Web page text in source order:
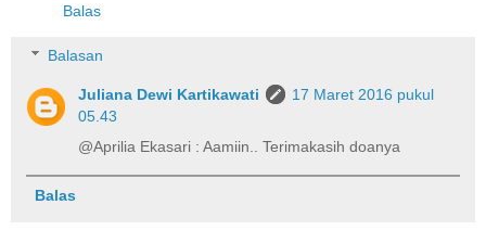
Balas
Balasan
Juliana Dewi Kartikawati
17 Maret 2016 pukul
05.43
@Aprilia Ekasari : Aamiin.. Terimakasih doanya
Balas